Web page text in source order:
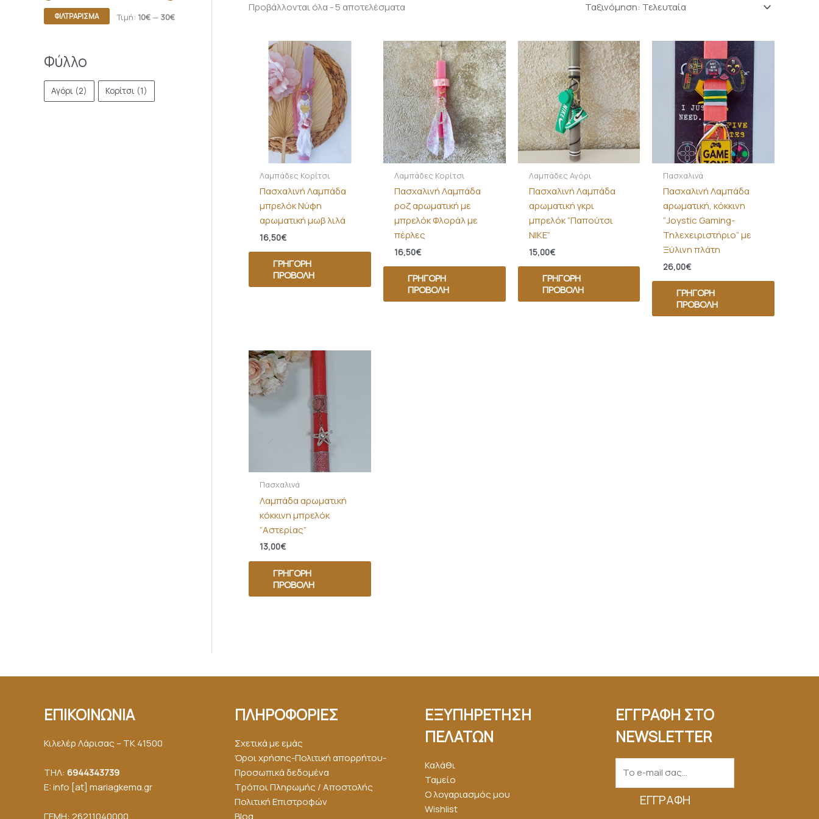
ΦΙΛΤΡΆΡΙΣΜΑ Τιμή: 10€— 30€
Φύλλο
Αγόρι (2) Κορίτσι (1)
Προβάλλονται όλα - 5 αποτελέσματα
Λαμπάδες Κορίτσι
Πασχαλινή Λαμπάδα
μπρελόκ Νύφη
αρωματική μωβ λιλά
16,50€
ΓΡΉΓΟΡΗ
ΠΡΟΒΟΛΉ
Λαμπάδες Κορίτσι
Πασχαλινή Λαμπάδα
ροζ αρωματική με
μπρελόκ Φλοράλ με
πέρλες
16,50€
ΓΡΉΓΟΡΗ
ΠΡΟΒΟΛΉ
Λαμπάδες Αγόρι
Πασχαλινή Λαμπάδα
αρωματική γκρι
μπρελόκ “Παπούτσι
NIKE”
15,00€
ΓΡΉΓΟΡΗ
ΠΡΟΒΟΛΉ
Πασχαλινά
Πασχαλινή Λαμπάδα
αρωματική, κόκκινη
“Joystic Gaming-
Τηλεχειριστήριο” με
Ξύλινη πλάτη
26,00€
ΓΡΉΓΟΡΗ
ΠΡΟΒΟΛΉ
Πασχαλινά
Λαμπάδα αρωματική
κόκκινη μπρελόκ
“Αστερίας”
13,00€
ΓΡΉΓΟΡΗ
ΠΡΟΒΟΛΉ
ΕΠΙΚΟΙΝΩΝΙΑ
Κιλελέρ Λάρισας – ΤΚ 41500
ΤΗΛ: 6944343739
E: info [at] mariagkemα.gr
ΓΕΜΗ: 26211040000
ΠΛΗΡΟΦΟΡΙΕΣ
Σχετικά με εμάς
Όροι χρήσης-Πολιτική απορρήτου-
Προσωπικά δεδομένα
Τρόποι Πληρωμής / Αποστολής
Πολιτική Επιστροφών
Blog
ΕΞΥΠΗΡΕΤΗΣΗ
ΠΕΛΑΤΩΝ
Καλάθι
Ταμείο
Ο λογαριασμός μου
Wishlist
ΕΓΓΡΑΦΗ ΣΤΟ
NEWSLETTER
ΕΓΓΡΑΦΉ